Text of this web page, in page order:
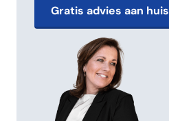
Gratis advies aan huis